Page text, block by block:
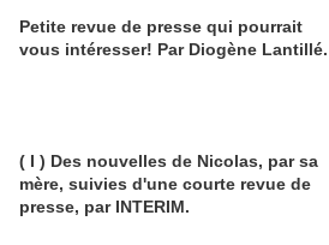
Petite revue de presse qui pourrait
vous intéresser! Par Diogène Lantillé.
( I ) Des nouvelles de Nicolas, par sa
mère, suivies d'une courte revue de
presse, par INTERIM.